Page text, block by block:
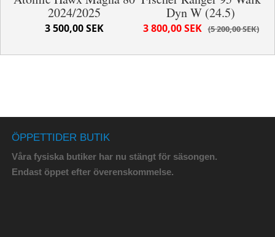
2024/2025
3 500,00 SEK
Dyn W (24.5)
5 200,00 SEK
3 800,00 SEK
ÖPPETTIDER BUTIK
Våra fysiska butiker har nu stängt för säsongen.
Endast öppet efter överenskommelse.